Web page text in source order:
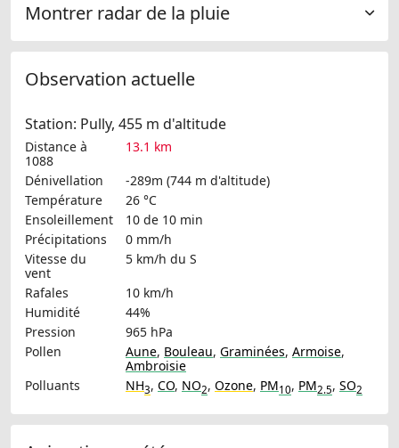
Montrer radar de la pluie
Observation actuelle
Station: Pully, 455 m d'altitude
Distance à
1088
13.1 km
Dénivellation
-289m (744 m d'altitude)
Température
26 °C
Ensoleillement
10 de 10 min
Précipitations
0 mm/h
Vitesse du
vent
5 km/h du S
Rafales
10 km/h
Humidité
44%
Pression
965 hPa
Pollen
Aune, Bouleau, Graminées, Armoise,
Ambroisie
Polluants
NH3, CO, NO2, Ozone, PM10, PM2.5, SO2